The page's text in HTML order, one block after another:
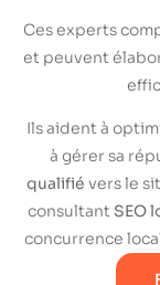
Ces experts
et peuvent
Ils aident à
à gérer sa
qualifié vers le
consultant SEO
concurrence